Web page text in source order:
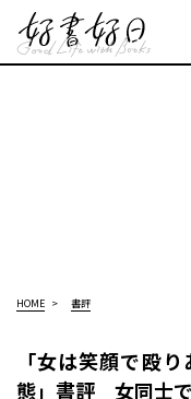
HOME 書評
「女は笑顔で殴
態」書評 女同士